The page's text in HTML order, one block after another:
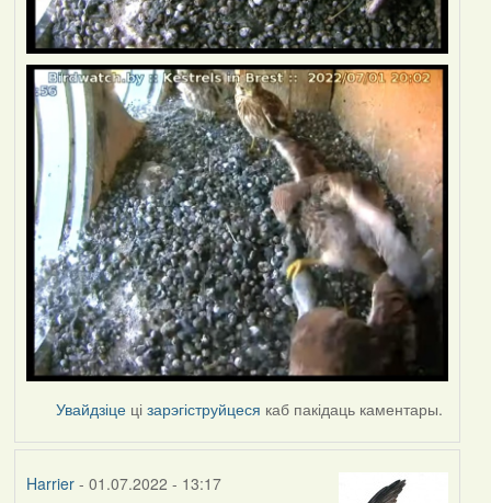
Увайдзіце цізарэгіструйцеся каб пакідаць каментары.
Harrier- 01.07.2022 - 13:17